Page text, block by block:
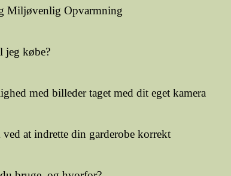
Miljøvenlig Opvarmning
jeg købe?
med billeder taget med dit eget kamera
at indrette din garderobe korrekt